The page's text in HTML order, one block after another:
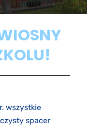
wszystkie
spacer